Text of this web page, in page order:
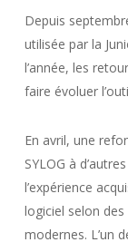
Depuis
utilisée par la
l’année, les
faire évoluer
En avril, une
SYLOG à
l’expérience
logiciel selon
modernes. L’un